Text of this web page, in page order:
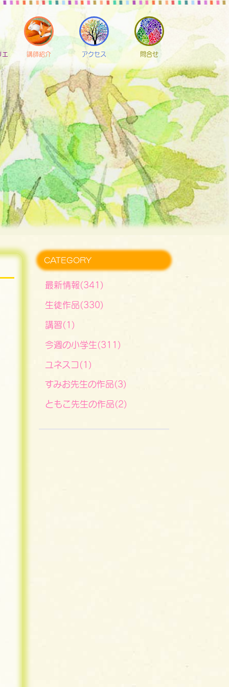
エ 講師紹介 アクセス 問合せ
CATEGORY
最新情報(341)
生徒作品(330)
講習(1)
今週の小学生(311)
ユネスコ(1)
すみお先生の作品(3)
ともこ先生の作品(2)